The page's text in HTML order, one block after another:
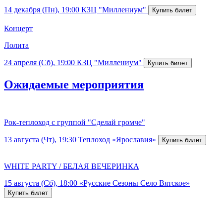
14 декабря (Пн), 19:00 КЗЦ "Миллениум"
Концерт
Лолита
24 апреля (Сб), 19:00 КЗЦ "Миллениум"
Ожидаемые мероприятия
Рок-теплоход с группой "Сделай громче"
13 августа (Чт), 19:30 Теплоход «Ярославия»
WHITE PARTY / БЕЛАЯ ВЕЧЕРИНКА
15 августа (Сб), 18:00 «Русские Сезоны Село Вятское»